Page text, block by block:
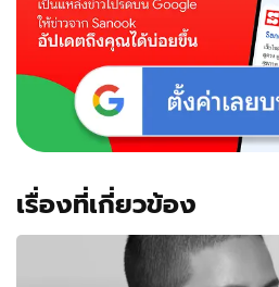
แต่
ทาย
ได้
สาว
แน่ๆ
เรื่องที่เกี่ยวข้อง